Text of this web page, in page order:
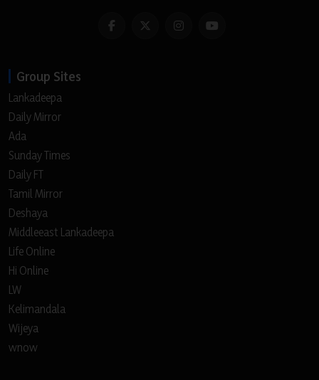
Group Sites
Lankadeepa
Daily Mirror
Ada
Sunday Times
Daily FT
Tamil Mirror
Deshaya
Middleeast Lankadeepa
Life Online
Hi Online
LW
Kelimandala
Wijeya
wnow